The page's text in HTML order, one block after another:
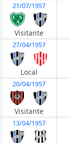
21/07/1957
Visitante
27/04/1957
Local
20/04/1957
Visitante
13/04/1957